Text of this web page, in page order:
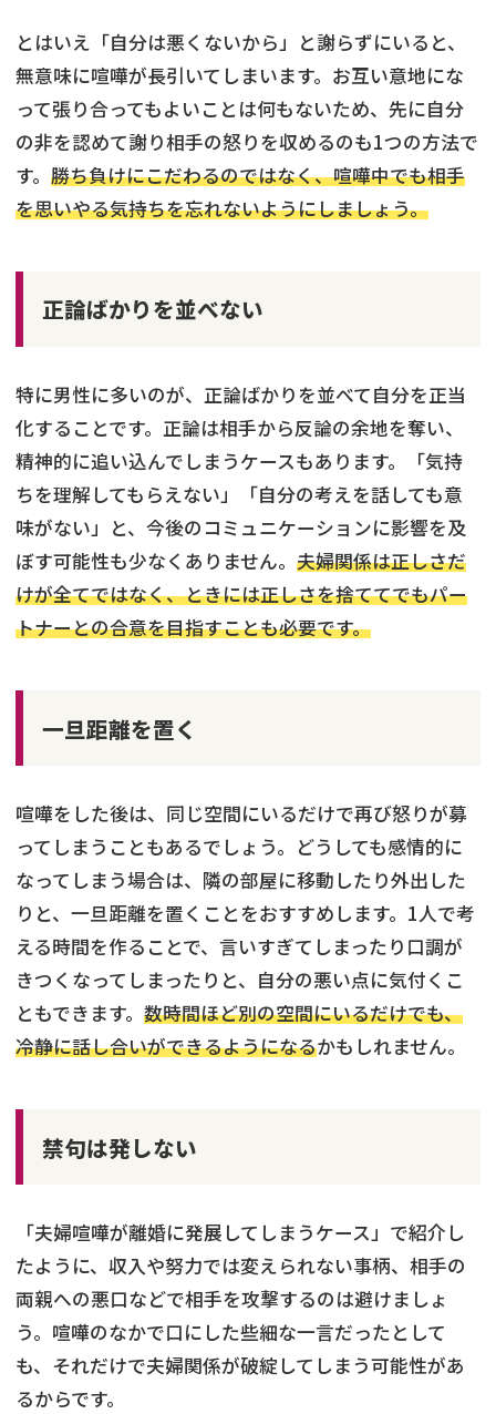
とはいえ「自分は悪くないから」と謝らずにいると、
無意味に喧嘩が長引いてしまいます。お互い意地にな
って張り合ってもよいことは何もないため、先に自分
の非を認めて謝り相手の怒りを収めるのも1つの方法で
す。 勝ち負けにこだわるのではなく、喧嘩中でも相手
を思いやる気持ちを忘れないようにしましょう。
正論ばかりを並べない
特に男性に多いのが、正論ばかりを並べて自分を正当
化することです。正論は相手から反論の余地を奪い、
精神的に追い込んでしまうケースもあります。「気持
ちを理解してもらえない」「自分の考えを話しても意
味がない」と、今後のコミュニケーションに影響を及
ぼす可能性も少なくありません。 夫婦関係は正しさだ
けが全てではなく、ときには正しさを捨ててでもパー
トナーとの合意を目指すことも必要です。
一旦距離を置く
喧嘩をした後は、同じ空間にいるだけで再び怒りが募
ってしまうこともあるでしょう。どうしても感情的に
なってしまう場合は、隣の部屋に移動したり外出した
りと、一旦距離を置くことをおすすめします。1人で考
える時間を作ることで、言いすぎてしまったり口調が
きつくなってしまったりと、自分の悪い点に気付くこ
ともできます。 数時間ほど別の空間にいるだけでも、
冷静に話し合いができるようになるかもしれません。
禁句は発しない
「夫婦喧嘩が離婚に発展してしまうケース」で紹介し
たように、収入や努力では変えられない事柄、相手の
両親への悪口などで相手を攻撃するのは避けましょ
う。喧嘩のなかで口にした些細な一言だったとして
も、それだけで夫婦関係が破綻してしまう可能性があ
るからです。